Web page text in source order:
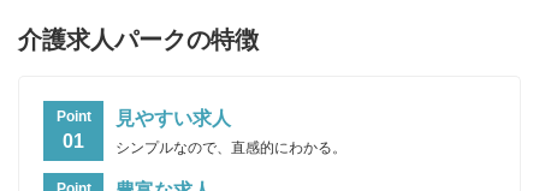
介護求人パークの特徴
Point
01
見やすい求人
シンプルなので、直感的にわかる。